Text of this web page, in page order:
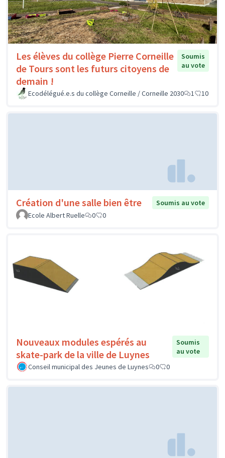
Les élèves du collège Pierre Corneille
de Tours sont les futurs citoyens de
demain !
Soumis
au vote
Ecodélégué.e.s du collège Corneille / Corneille 2030 1 10
Création d'une salle bien être
Soumis au vote
Ecole Albert Ruelle
0 0
Nouveaux modules espérés au
skate-park de la ville de Luynes
Soumis
au vote
Conseil municipal des Jeunes de Luynes
0 0